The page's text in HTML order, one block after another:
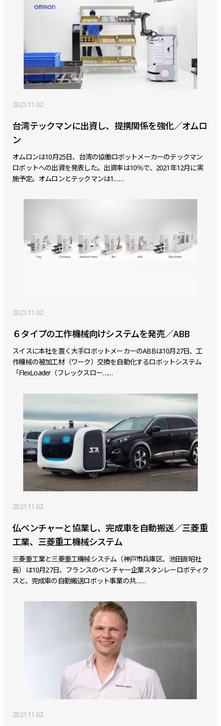
2021.11.02
台湾テックマンに出資し、提携関係を強化／オムロ
ン
オムロンは10月25日、台湾の協働ロボットメーカーのテックマン
ロボットへの出資を発表した。出資率は10％で、2021年12月に実
施予定。オムロンとテックマンは1……
2021.11.02
６タイプの工作機械向けシステムを発売／ABB
スイスに本社を置く大手ロボットメーカーのABBは10月27日、工
作機械の被加工材（ワーク）交換を自動化するロボットシステム
「FlexLoader（フレックスロー……
2021.11.02
仏ベンチャーと協業し、完成車を自動搬送／三菱重
工業、三菱重工機械システム
三菱重工業と三菱重工機械システム（神戸市兵庫区、池田直昭社
長）は10月27日、フランスのベンチャー企業スタンレーロボティク
スと、完成車の自動搬送ロボット事業の共……
2021.11.02